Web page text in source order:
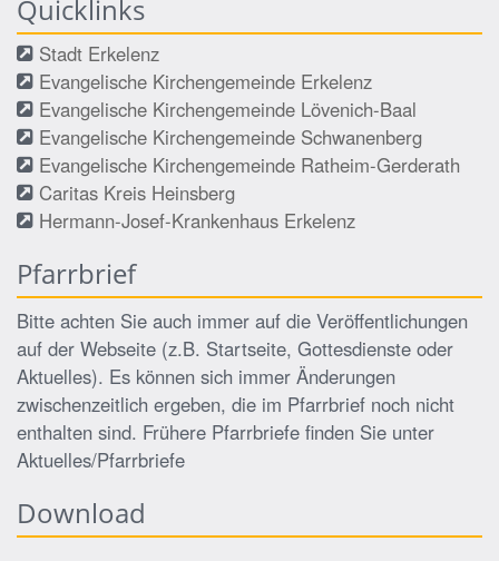
Quicklinks
Stadt Erkelenz
Evangelische Kirchengemeinde Erkelenz
Evangelische Kirchengemeinde Lövenich-Baal
Evangelische Kirchengemeinde Schwanenberg
Evangelische Kirchengemeinde Ratheim-Gerderath
Caritas Kreis Heinsberg
Hermann-Josef-Krankenhaus Erkelenz
Pfarrbrief
Bitte achten Sie auch immer auf die Veröffentlichungen
auf der Webseite (z.B. Startseite, Gottesdienste oder
Aktuelles). Es können sich immer Änderungen
zwischenzeitlich ergeben, die im Pfarrbrief noch nicht
enthalten sind. Frühere Pfarrbriefe finden Sie unter
Aktuelles/Pfarrbriefe
Download